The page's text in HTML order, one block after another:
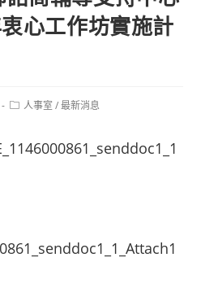
心工作坊實施計
Post人事室 / 最新消息